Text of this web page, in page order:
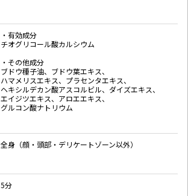
・有効成分
チオグリコール酸カルシウム
・その他成分
ブドウ種子油、ブドウ葉エキス、
ハマメリスエキス、プラセンタエキス、
ヘキシルデカン酸アスコルビル、ダイズエキス、
エイジツエキス、アロエエキス、
グルコン酸ナトリウム
全身（顔・頭部・デリケートゾーン以外）
5分